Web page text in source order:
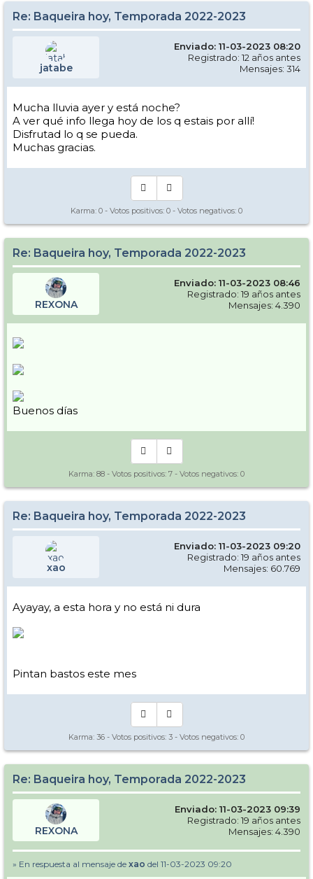
Día 2 en Baqueira: Sol a primera hora, y algo de viento moderado en
1800, subiendo a Mirador el viento se hacía más fuerte, y me dirigía a
Argulls que figuraba abierto en el parte a las 8:30 y cuando iba al
enlace de Ta Argulls veo que está cerrado todo el sector de Bonaigua,
supongo que por el fuerte viento. También cerrado algún otro sector
de la estación que ayer estaba abierto.
La nieve desde Mirador hasta 2200 polvo dura y buena. De 2200
para abajo muy transformada todo el Pla de Baqueira desde las
A partir de las 13:30 más o menos ha empezado a llover
tímidamente y ha ido aumentando, ahora a las 17:30 está lloviendo
con ganas en 1500, y según la previsión con cota de nieve 2500, así
que se van a quedar unas condiciones muy chungas, sobre todo con
el calor que dan hasta el lunes.
Saludos!!
Re: Baqueira hoy, Temporada 2022-2023
jatabe
Enviado: 11-03-2023 08:20
Registrado: 12 años antes
Mensajes: 314
Mucha lluvia ayer y está noche?
A ver qué info llega hoy de los q estais por allí!
Disfrutad lo q se pueda.
Muchas gracias.
Karma: 0 - Votos positivos: 0 - Votos negativos: 0
Re: Baqueira hoy, Temporada 2022-2023
REXONA
Enviado: 11-03-2023 08:46
Registrado: 19 años antes
Mensajes: 4.390
Buenos días
Karma: 88 - Votos positivos: 7 - Votos negativos: 0
Re: Baqueira hoy, Temporada 2022-2023
xao
Enviado: 11-03-2023 09:20
Registrado: 19 años antes
Mensajes: 60.769
Ayayay, a esta hora y no está ni dura
Pintan bastos este mes
Karma: 36 - Votos positivos: 3 - Votos negativos: 0
Re: Baqueira hoy, Temporada 2022-2023
REXONA
Enviado: 11-03-2023 09:39
Registrado: 19 años antes
Mensajes: 4.390
» En respuesta al mensaje de xao del 11-03-2023 09:20